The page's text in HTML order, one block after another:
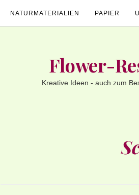
NATURMATERIALIEN PAPIER
Flower-
Kreative Ideen - auch zum